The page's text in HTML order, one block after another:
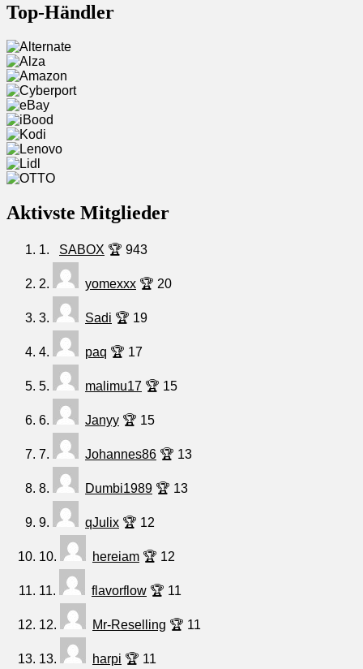
Top-Händler
Aktivste Mitglieder
1. SABOX 🏆 943
2. yomexxx 🏆 20
3. Sadi 🏆 19
4. paq 🏆 17
5. malimu17 🏆 15
6. Janyy 🏆 15
7. Johannes86 🏆 13
8. Dumbi1989 🏆 13
9. qJulix 🏆 12
10. hereiam 🏆 12
11. flavorflow 🏆 11
12. Mr-Reselling 🏆 11
13. harpi 🏆 11